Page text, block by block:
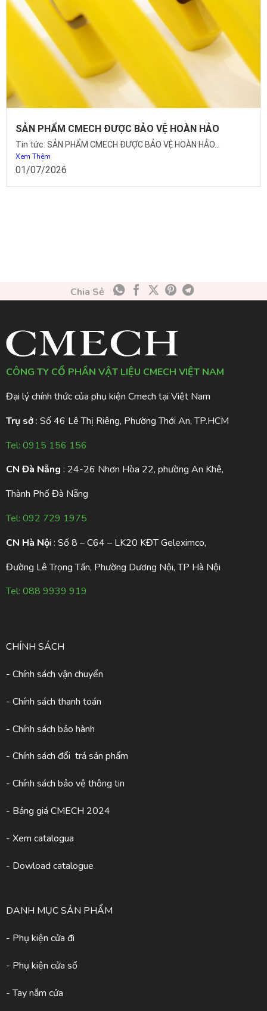
SẢN PHẨM CMECH ĐƯỢC BẢO VỆ HOÀN HẢO
Tin tức: SẢN PHẨM CMECH ĐƯỢC BẢO VỆ HOÀN HẢO...
Xem Thêm
01/07/2026
Chia Sẻ
CÔNG TY CỔ PHẦN VẬT LIỆU CMECH VIỆT NAM
Đại lý chính thức của phụ kiện Cmech tại Việt Nam
Trụ sở: Số 46 Lê Thị Riêng, Phường Thới An, TP.HCM
Tel: 0915 156 156
CN Đà Nẵng : 24-26 Nhơn Hòa 22, phường An Khê,
Thành Phố Đà Nẵng
Tel: 092 729 1975
CN Hà Nội : Số 8 – C64 – LK20 KĐT Geleximco,
Đường Lê Trọng Tấn, Phường Dương Nội, TP Hà Nội
Tel: 088 9939 919
CHÍNH SÁCH
- Chính sách vận chuyển
- Chính sách thanh toán
- Chính sách bảo hành
- Chính sách đổi trả sản phẩm
- Chính sách bảo vệ thông tin
- Bảng giá CMECH 2024
- Xem catalogua
- Dowload catalogue
DANH MỤC SẢN PHẨM
- Phụ kiện cửa đi
- Phụ kiện cửa sổ
- Tay nắm cửa